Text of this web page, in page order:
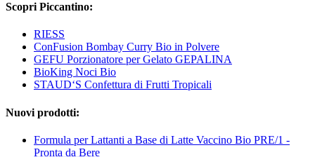
Scopri Piccantino:
RIESS
ConFusion Bombay Curry Bio in Polvere
GEFU Porzionatore per Gelato GEPALINA
BioKing Noci Bio
STAUD‘S Confettura di Frutti Tropicali
Nuovi prodotti:
Formula per Lattanti a Base di Latte Vaccino Bio PRE/1 -
Pronta da Bere